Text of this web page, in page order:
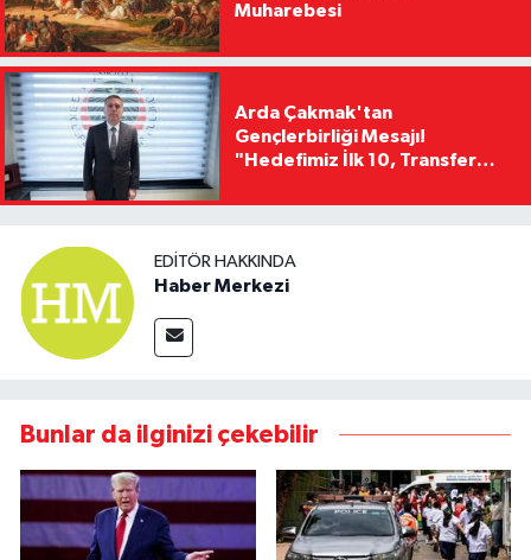
Muharebesi
Arda Çakmak'tan
Gençlerbirliği Mesajı!
"Hedefimiz İlk 10, Transfer
Kaldıracağız"
EDITÖR HAKKINDA
Haber Merkezi
Bunlar da ilginizi çekebilir